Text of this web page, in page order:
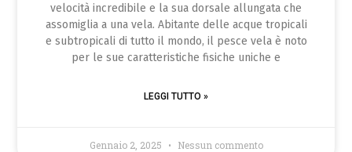
velocità incredibile e la sua dorsale allungata che
assomiglia a una vela. Abitante delle acque tropicali
e subtropicali di tutto il mondo, il pesce vela è noto
per le sue caratteristiche fisiche uniche e
LEGGI TUTTO »
Gennaio 2, 2025 Nessun commento